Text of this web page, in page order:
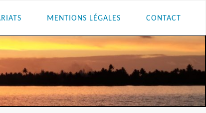
MENTIONS LÉGALES CONTACT